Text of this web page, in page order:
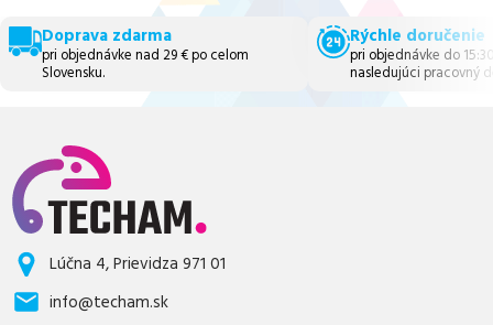
Doprava zdarma
pri objednávke nad 29 € po celom
Slovensku.
Rýchle doručenie
pri objednávke do
nasledujúci pracovný
Lúčna 4, Prievidza 971 01
info@techam.sk